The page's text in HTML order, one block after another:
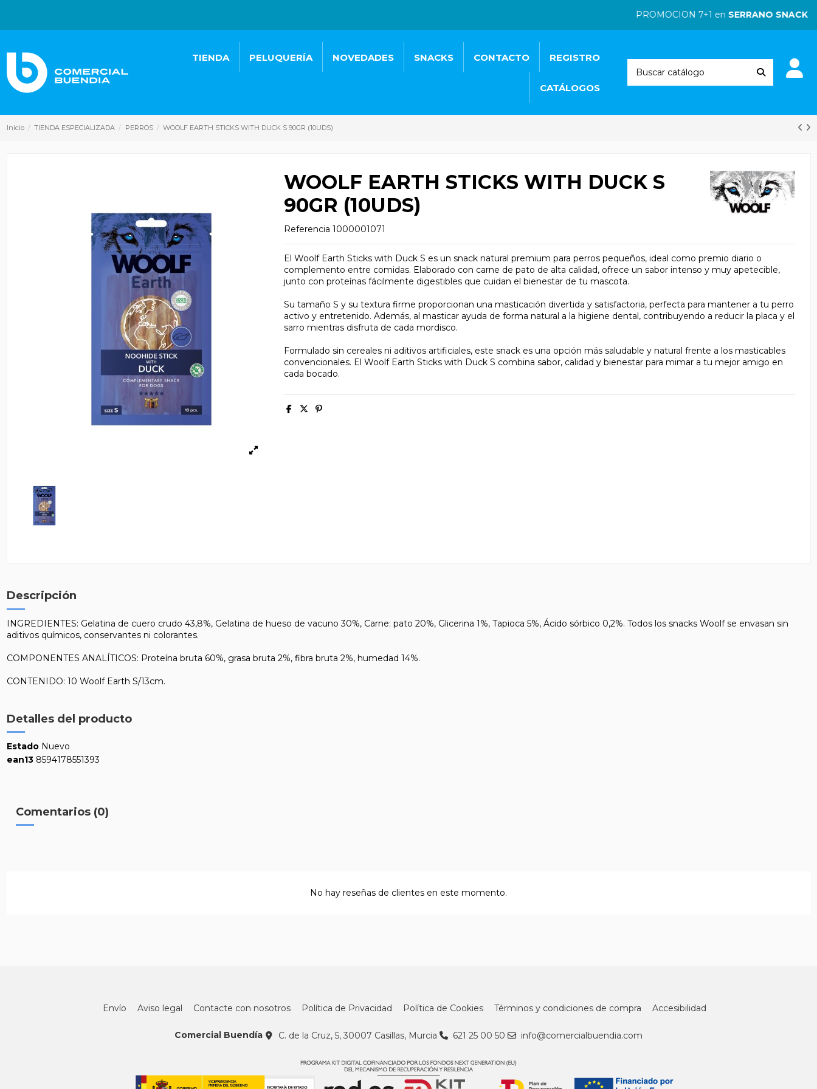
PROMOCION 7+1 en SERRANO SNACKS|
TIENDA PELUQUERÍA NOVEDADES SNACKS CONTACTO REGISTRO
CATÁLOGOS
Inicio TIENDA ESPECIALIZADA PERROS WOOLF EARTH STICKS WITH DUCK S 90GR (10UDS)
WOOLF EARTH STICKS WITH DUCK S
90GR (10UDS)
Referencia 1000001071
El Woolf Earth Sticks with Duck S es un snack natural premium para perros pequeños, ideal como premio diario o
complemento entre comidas. Elaborado con carne de pato de alta calidad, ofrece un sabor intenso y muy apetecible,
junto con proteínas fácilmente digestibles que cuidan el bienestar de tu mascota.
Su tamaño S y su textura firme proporcionan una masticación divertida y satisfactoria, perfecta para mantener a tu perro
activo y entretenido. Además, al masticar ayuda de forma natural a la higiene dental, contribuyendo a reducir la placa y el
sarro mientras disfruta de cada mordisco.
Formulado sin cereales ni aditivos artificiales, este snack es una opción más saludable y natural frente a los masticables
convencionales. El Woolf Earth Sticks with Duck S combina sabor, calidad y bienestar para mimar a tu mejor amigo en
cada bocado.
Descripción
INGREDIENTES: Gelatina de cuero crudo 43,8%, Gelatina de hueso de vacuno 30%, Carne: pato 20%, Glicerina 1%, Tapioca 5%, Ácido sórbico 0,2%. Todos los snacks Woolf se envasan sin
aditivos químicos, conservantes ni colorantes.
COMPONENTES ANALÍTICOS: Proteína bruta 60%, grasa bruta 2%, fibra bruta 2%, humedad 14%.
CONTENIDO: 10 Woolf Earth S/13cm.
Detalles del producto
Estado Nuevo
ean13 8594178551393
Comentarios (0)
No hay reseñas de clientes en este momento.
Envío Aviso legal Contacte con nosotros Política de Privacidad Política de Cookies Términos y condiciones de compra Accesibilidad
Comercial Buendía C. de la Cruz, 5, 30007 Casillas, Murcia 621 25 00 50 info@comercialbuendia.com